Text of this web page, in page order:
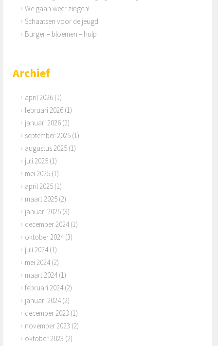
We gaan weer zingen!
Schaatsen voor de jeugd
Burger – bloemen – hulp
Archief
april 2026 (1)
februari 2026 (1)
januari 2026 (2)
september 2025 (1)
augustus 2025 (1)
juli 2025 (1)
mei 2025 (1)
april 2025 (1)
maart 2025 (2)
januari 2025 (3)
december 2024(1)
oktober 2024(3)
juli 2024(1)
mei 2024(2)
maart 2024(1)
februari 2024(2)
januari 2024(2)
december 2023 (1)
november 2023 (2)
oktober 2023 (2)